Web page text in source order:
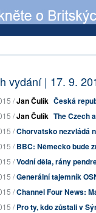
vydání | 17. 9.
/Jan Čulík Česká
/Jan Čulík The Czech
/Chorvatsko nezvládá
/BBC: Německo bude
/Vodní děla, rány
/Generální tajemník
/Channel Four News:
/Pro ty, kdo zůstali v